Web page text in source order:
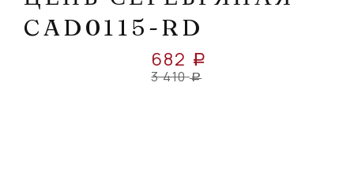
CAD0115-RD
682 a
3 410 a